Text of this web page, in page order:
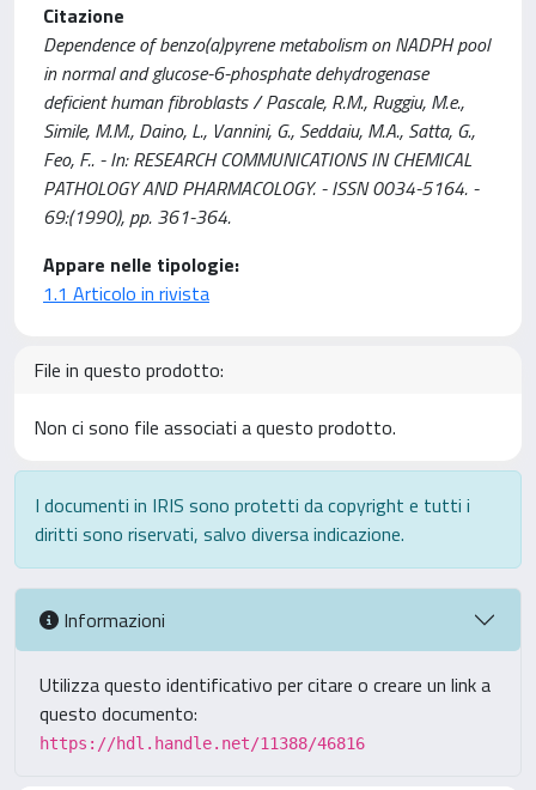
Citazione
Dependence of benzo(a)pyrene metabolism on NADPH pool
in normal and glucose-6-phosphate dehydrogenase
deficient human fibroblasts / Pascale, R.M., Ruggiu, M.e.,
Simile, M.M., Daino, L., Vannini, G., Seddaiu, M.A., Satta, G.,
Feo, F.. - In: RESEARCH COMMUNICATIONS IN CHEMICAL
PATHOLOGY AND PHARMACOLOGY. - ISSN 0034-5164. -
69:(1990), pp. 361-364.
Appare nelle tipologie:
1.1 Articolo in rivista
File in questo prodotto:
Non ci sono file associati a questo prodotto.
I documenti in IRIS sono protetti da copyright e tutti i
diritti sono riservati, salvo diversa indicazione.
Informazioni
Utilizza questo identificativo per citare o creare un link a
questo documento:
https://hdl.handle.net/11388/46816